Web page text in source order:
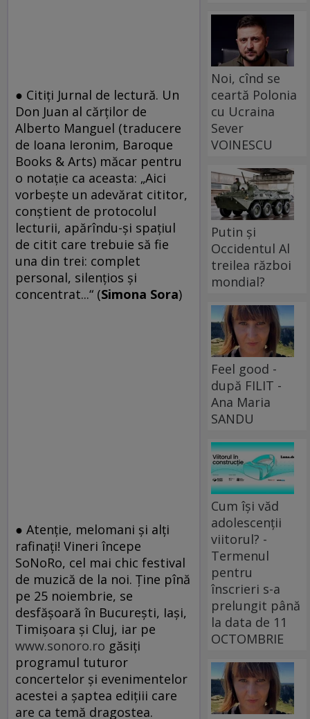
● Citiţi Jurnal de lectură. Un
Don Juan al cărţilor de
Alberto Manguel (traducere
de Ioana Ieronim, Baroque
Books & Arts) măcar pentru
o notaţie ca aceasta: „Aici
vorbeşte un adevărat cititor,
conştient de protocolul
lecturii, apărîndu-şi spaţiul
de citit care trebuie să fie
una din trei: complet
personal, silenţios şi
concentrat...“ (Simona Sora)
● Atenţie, melomani şi alţi
rafinaţi! Vineri începe
SoNoRo, cel mai chic festival
de muzică de la noi. Ţine pînă
pe 25 noiembrie, se
desfăşoară în Bucureşti, Iaşi,
Timişoara şi Cluj, iar pe
www.sonoro.ro găsiţi
programul tuturor
concertelor şi evenimentelor
acestei a şaptea ediţiii care
are ca temă dragostea.
Noi, cînd se
ceartă Polonia
cu Ucraina
Sever
VOINESCU
Putin și
Occidentul Al
treilea război
mondial?
Feel good -
după FILIT -
Ana Maria
SANDU
Cum își văd
adolescenții
viitorul? -
Termenul
pentru
înscrieri s-a
prelungit până
la data de 11
OCTOMBRIE